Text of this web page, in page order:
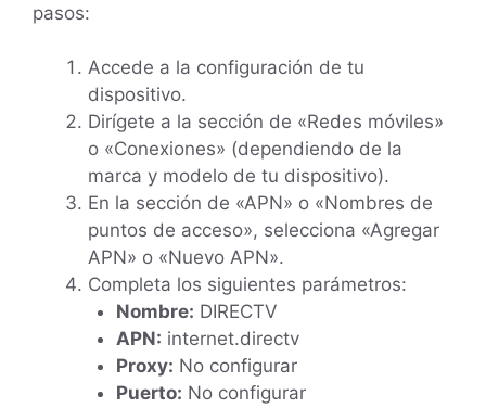
pasos:
Accede a la configuración de tu
dispositivo.
Dirígete a la sección de «Redes móviles»
o «Conexiones» (dependiendo de la
marca y modelo de tu dispositivo).
En la sección de «APN» o «Nombres de
puntos de acceso», selecciona «Agregar
APN» o «Nuevo APN».
Completa los siguientes parámetros:
Nombre: DIRECTV
APN: internet.directv
Proxy: No configurar
Puerto: No configurar